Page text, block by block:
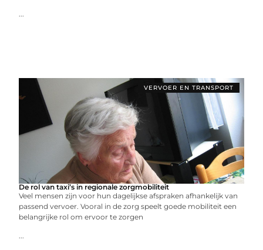
...
VERVOER EN TRANSPORT
De rol van taxi’s in regionale zorgmobiliteit
Veel mensen zijn voor hun dagelijkse afspraken afhankelijk van
passend vervoer. Vooral in de zorg speelt goede mobiliteit een
belangrijke rol om ervoor te zorgen
...